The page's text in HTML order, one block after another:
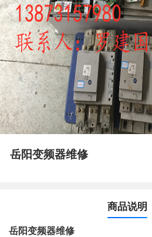
岳阳变频器维修
商品说明
岳阳变频器维修